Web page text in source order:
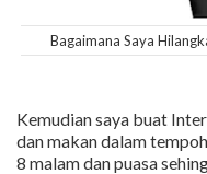
Bagaimana Saya
Kemudian saya buat
dan makan dalam
8 malam dan puasa